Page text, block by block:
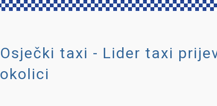
Osječki taxi - Lider taxi
okolici